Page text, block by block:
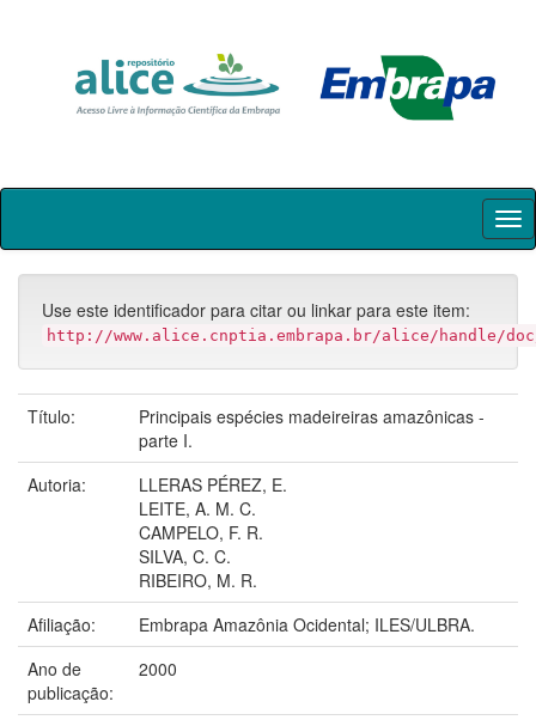
Skip
Use este identificador para citar ou linkar para este item:
http://www.alice.cnptia.embrapa.br/alice/handle/
Título:
Principais espécies madeireiras amazônicas -
parte I.
Autoria:
LLERAS PÉREZ, E.
LEITE, A. M. C.
CAMPELO, F. R.
SILVA, C. C.
RIBEIRO, M. R.
Afiliação:
Embrapa Amazônia Ocidental; ILES/ULBRA.
Ano de
publicação:
2000